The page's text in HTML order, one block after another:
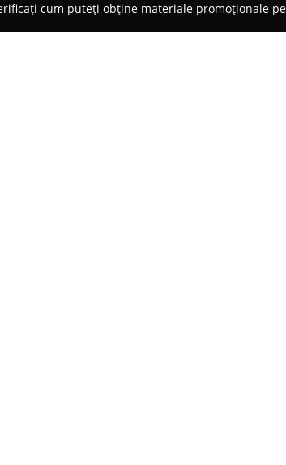
cum puteți obține materiale promoționale